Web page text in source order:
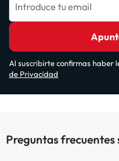
Introduce tu email
Al suscribirte confirmas haber
de Privacidad
Preguntas frecuentes